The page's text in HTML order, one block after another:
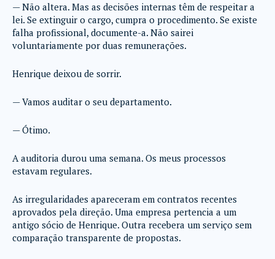
— Não altera. Mas as decisões internas têm de respeitar a
lei. Se extinguir o cargo, cumpra o procedimento. Se existe
falha profissional, documente-a. Não sairei
voluntariamente por duas remunerações.
Henrique deixou de sorrir.
— Vamos auditar o seu departamento.
— Ótimo.
A auditoria durou uma semana. Os meus processos
estavam regulares.
As irregularidades apareceram em contratos recentes
aprovados pela direção. Uma empresa pertencia a um
antigo sócio de Henrique. Outra recebera um serviço sem
comparação transparente de propostas.